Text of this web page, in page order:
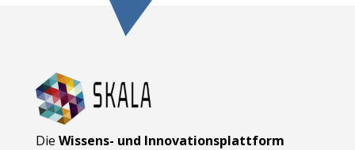
Die Wissens- und Innovationsplattform